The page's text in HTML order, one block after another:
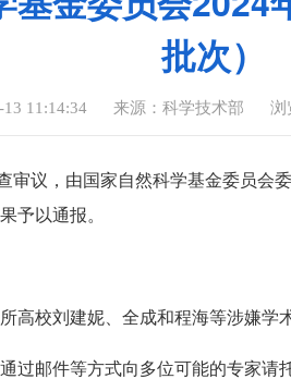
批次）
11:14:34 来源：科学技术部 浏
议，由国家自然科学基金委员会
予以通报。
校刘建妮、全成和程海等涉嫌学术
邮件等方式向多位可能的专家请